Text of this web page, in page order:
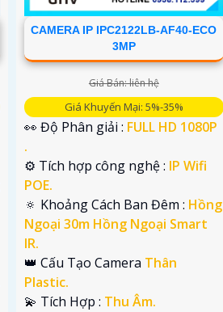
CAMERA IP IPC2122LB-AF40-ECO
3MP
Giá Bán: liên hệ
Giá Khuyến Mại: 5%-35%
👀 Độ Phân giải : FULL HD 1080P
.
⚙ Tích hợp công nghệ : IP Wifi
POE.
🔅 Khoảng Cách Ban Đêm : Hồng
Ngoại 30m Hồng Ngoại Smart
IR.
👑 Cấu Tạo Camera Thân
Plastic.
️💫 Tích Hợp : Thu Âm.